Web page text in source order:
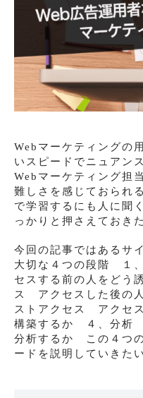
Webマーケティングの
いスピードでニュアン
Webマーケティング担
難しさを感じておられ
で学習するにも人に聞
っかりと押さえておき
今回の記事ではあるサ
大切な４つの段階 １
セスする前の人をどう
ス アクセスした後の
ストアクセス アクセ
構築するか ４、分析
分析するか この４つ
ードを説明していきた